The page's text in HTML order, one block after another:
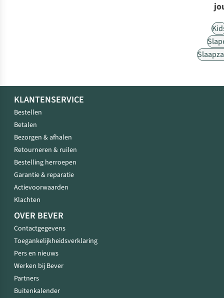
KLANTENSERVICE
Bestellen
Betalen
Bezorgen & afhalen
Retourneren & ruilen
Bestelling herroepen
Garantie & reparatie
Actievoorwaarden
Klachten
OVER BEVER
Contactgegevens
Toegankelijkheidsverklaring
Pers en nieuws
Werken bij Bever
Partners
Buitenkalender